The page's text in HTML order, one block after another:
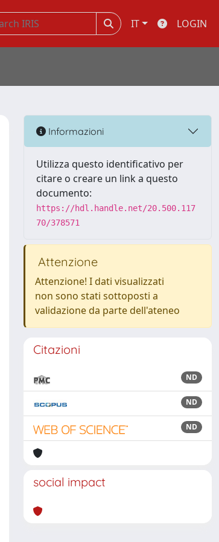
IT LOGIN
Informazioni
Utilizza questo identificativo per
citare o creare un link a questo
documento:
https://hdl.handle.net/20.500.117
70/378571
Attenzione
Attenzione! I dati visualizzati
non sono stati sottoposti a
validazione da parte dell'ateneo
Citazioni
ND
ND
ND
social impact